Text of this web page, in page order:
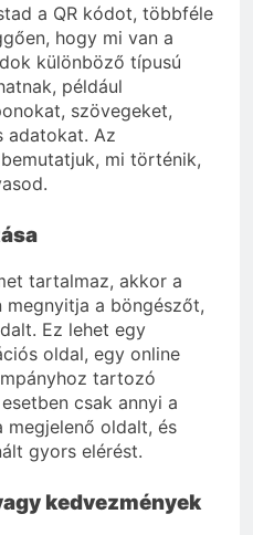
a QR kódot, többféle
hogy mi van a
különböző típusú
például
szövegeket,
adatokat. Az
mi történik,
tartalmaz, akkor a
a böngészőt,
Ez lehet egy
oldal, egy online
tartozó
csak annyi a
oldalt, és
gyors elérést.
kedvezmények